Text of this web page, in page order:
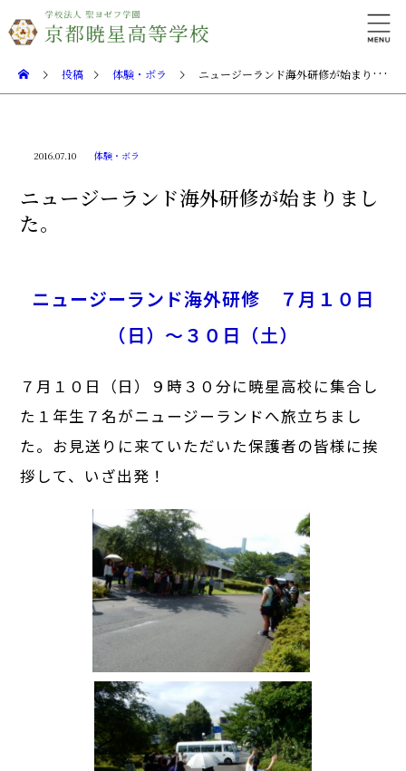
投稿 体験・ボラ ニュージーランド海外研修が始まりました。
2016.07.10 体験・ボラ
ニュージーランド海外研修が始まりまし
た。
ニュージーランド海外研修 ７月１０日
（日）〜３０日（土）
７月１０日（日）９時３０分に暁星高校に集合し
た１年生７名がニュージーランドへ旅立ちまし
た。お見送りに来ていただいた保護者の皆様に挨
拶して、いざ出発！